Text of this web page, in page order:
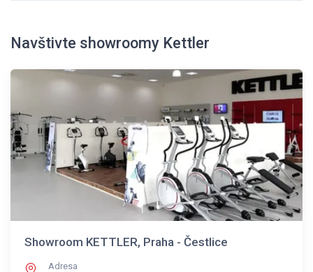
Navštivte showroomy Kettler
Showroom KETTLER, Praha - Čestlice
Adresa